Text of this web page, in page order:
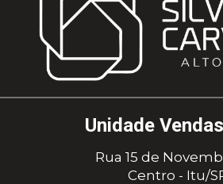
Unidade
Rua 15 de
Centro - Itu/